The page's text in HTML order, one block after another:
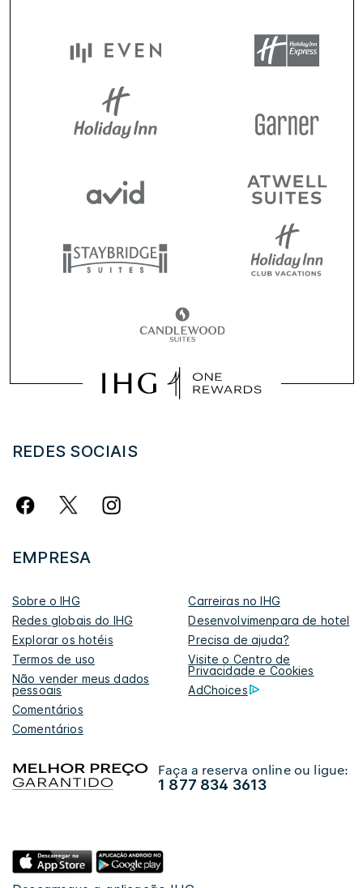
REDES SOCIAIS
EMPRESA
Sobre o IHG
Carreiras no IHG
Redes globais do IHG
Desenvolvimenpara de hotel
Explorar os hotéis
Precisa de ajuda?
Termos de uso
Visite o Centro de
Privacidade e Cookies
Não vender meus dados
pessoais
AdChoices
Comentários
Comentários
Faça a reserva online ou ligue:
1 877 834 3613